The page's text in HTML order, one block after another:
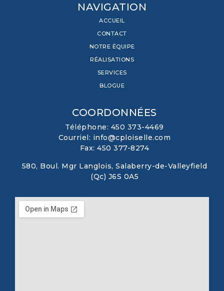
NAVIGATION
ACCUEIL
CONTACT
NOTRE ÉQUIPE
RÉALISATIONS
SERVICES
BLOGUE
COORDONNÉES
Téléphone: 450 373-4469
Courriel: info@cploiselle.com
Fax: 450 377-8274
580, Boul. Mgr Langlois, Salaberry-de-Valleyfield
(Qc) J6S 0A5